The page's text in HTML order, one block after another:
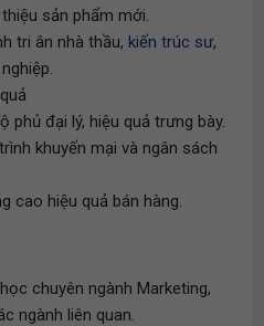
sản phẩm mới.
tri ân nhà thầu, kiến trúc sư,
phủ đại lý, hiệu quả trưng bày.
khuyến mại và ngân sách
cao hiệu quả bán hàng.
chuyên ngành Marketing,
ngành liên quan.